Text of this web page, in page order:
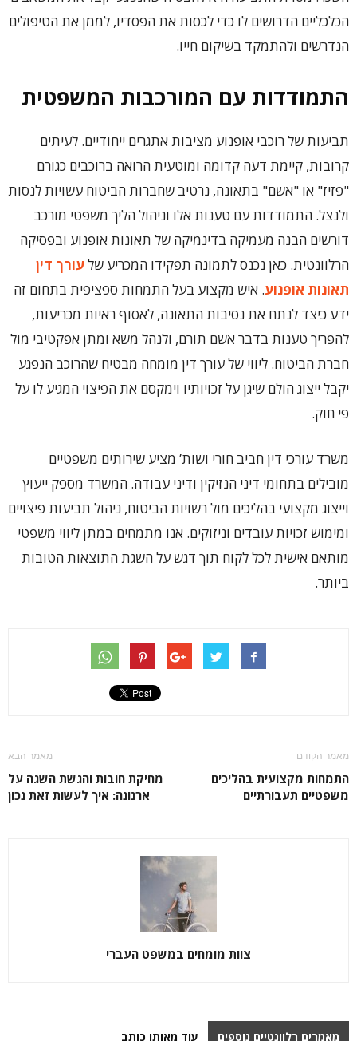
הכלכליים הדרושים לו כדי לכסות את הפסדיו, לממן את הטיפולים
הנדרשים ולהתמקד בשיקום חייו.
התמודדות עם המורכבות המשפטית
תביעות של רוכבי אופנוע מציבות אתגרים ייחודיים. לעיתים
קרובות, קיימת דעה קדומה ומוטעית הרואה ברוכבים כגורם
"פזיז" או "אשם" בתאונה, נרטיב שחברות הביטוח עשויות לנסות
ולנצל. התמודדות עם טענות אלו וניהול הליך משפטי מורכב
דורשים הבנה מעמיקה בדינמיקה של תאונות אופנוע ובפסיקה
הרלוונטית. כאן נכנס לתמונה תפקידו המכריע שלעורך דין
תאונות אופנוע. איש מקצוע בעל התמחות ספציפית בתחום זה
ידע כיצד לנתח את נסיבות התאונה, לאסוף ראיות מכריעות,
להפריך טענות בדבר אשם תורם, ולנהל משא ומתן אפקטיבי מול
חברת הביטוח. ליווי של עורך דין מומחה מבטיח שהרוכב הנפגע
יקבל ייצוג הולם שיגן על זכויותיו וימקסם את הפיצוי המגיע לו על
פי חוק.
משרד עורכי דין חביב חורי ושות’ מציע שירותים משפטיים
מובילים בתחומי דיני הנזיקין ודיני עבודה. המשרד מספק ייעוץ
וייצוג מקצועי בהליכים מול רשויות הביטוח, ניהול תביעות פיצויים
ומימוש זכויות עובדים וניזוקים. אנו מתמחים במתן ליווי משפטי
מותאם אישית לכל לקוח תוך דגש על השגת התוצאות הטובות
ביותר.
מאמר הקודם
התמחות מקצועית בהליכים
משפטיים תעבורתיים
מאמר הבא
מחיקת חובות והגשת השגה על
ארנונה: איך לעשות זאת נכון
צוות מומחים במשפט העברי
מאמרים רלוונטיים נוספים עוד מאותו כותב